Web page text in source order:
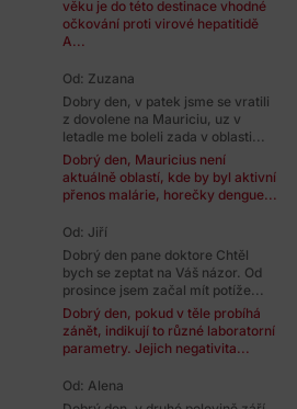
věku je do této destinace vhodné
očkování proti virové hepatitidě
A...
Od: Zuzana
Dobry den, v patek jsme se vratili
z dovolene na Mauriciu, uz v
letadle me boleli zada v oblasti...
Dobrý den, Mauricius není
aktuálně oblastí, kde by byl aktivní
přenos malárie, horečky dengue...
Od: Jiří
Dobrý den pane doktore Chtěl
bych se zeptat na Váš názor. Od
prosince jsem začal mít potíže...
Dobrý den, pokud v těle probíhá
zánět, indikují to různé laboratorní
parametry. Jejich negativita...
Od: Alena